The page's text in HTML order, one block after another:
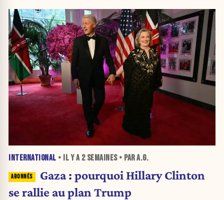
INTERNATIONAL • IL Y A 2 SEMAINES• PAR A.G.
Gaza : pourquoi Hillary Clinton
se rallie au plan Trump